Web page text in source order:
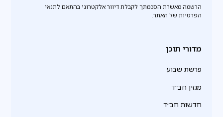
הרשמה מאשרת הסכמתך לקבלת דיוור אלקטרוני בהתאם לתנאי
הפרטיות של האתר.
מדורי תוכן
פרשת שבוע
מגזין חב״ד
חדשות חב״ד